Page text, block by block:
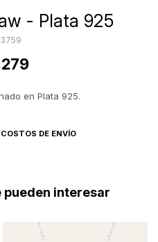
- Plata 925
3759
en Plata 925.
DE ENVÍO
pueden interesar